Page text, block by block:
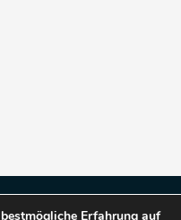
Erfahrung auf